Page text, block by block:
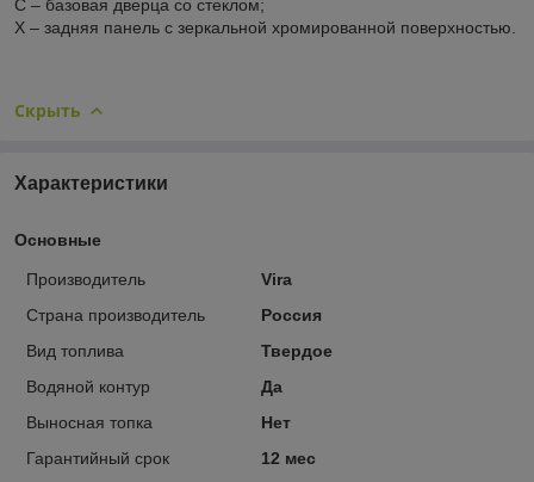
С – базовая дверца со стеклом;
Х – задняя панель с зеркальной хромированной поверхностью.
Скрыть
Характеристики
Основные
Производитель
Vira
Страна производитель
Россия
Вид топлива
Твердое
Водяной контур
Да
Выносная топка
Нет
Гарантийный срок
12 мес